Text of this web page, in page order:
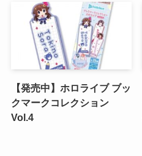
【発売中】ホロライブ ブッ
クマークコレクション
Vol.4